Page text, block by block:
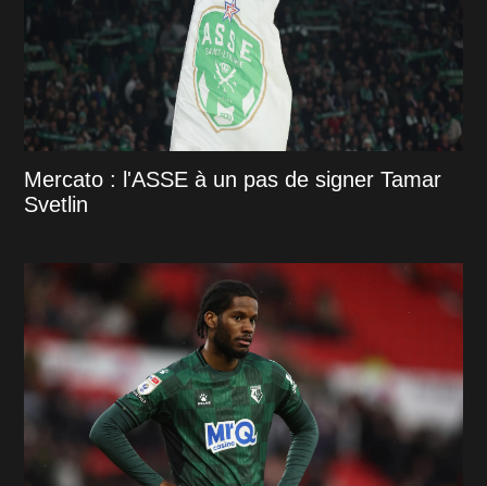
Mercato : l'ASSE à un pas de signer Tamar
Svetlin